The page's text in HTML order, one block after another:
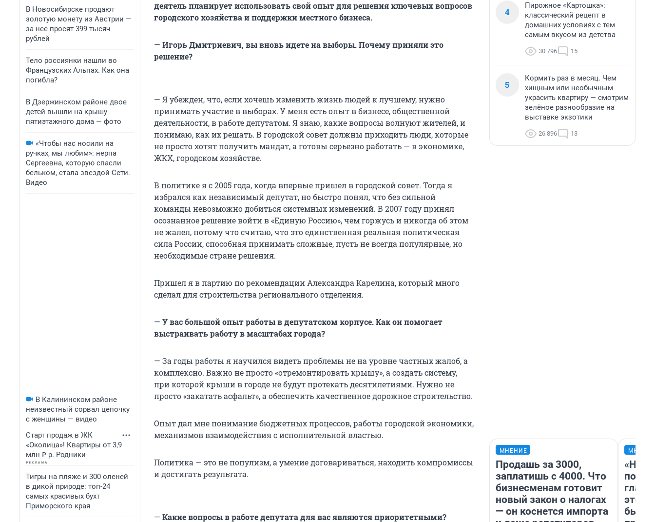
В Новосибирске продают
золотую монету из Австрии —
за нее просят 399 тысяч
рублей
Тело россиянки нашли во
Французских Альпах. Как она
погибла?
В Дзержинском районе двое
детей вышли на крышу
пятиэтажного дома — фото
«Чтобы нас носили на
ручках, мы любим»: нерпа
Сергеевна, которую спасли
бельком, стала звездой Сети.
Видео
В Калининском районе
неизвестный сорвал цепочку
с женщины — видео
Старт продаж в ЖК
«Околица»! Квартиры от 3,9
млн ₽ р. Родники
Тигры на пляже и 300 оленей
в дикой природе: топ-24
самых красивых бухт
Приморского края
деятель планирует использовать свой опыт для решения ключевых вопросов
городского хозяйства и поддержки местного бизнеса.
— Игорь Дмитриевич, вы вновь идете на выборы. Почему приняли это
решение?
— Я убежден, что, если хочешь изменить жизнь людей к лучшему, нужно
принимать участие в выборах. У меня есть опыт в бизнесе, общественной
деятельности, в работе депутатом. Я знаю, какие вопросы волнуют жителей, и
понимаю, как их решать. В городской совет должны приходить люди, которые
не просто хотят получить мандат, а готовы серьезно работать — в экономике,
ЖКХ, городском хозяйстве.
В политике я с 2005 года, когда впервые пришел в городской совет. Тогда я
избрался как независимый депутат, но быстро понял, что без сильной
команды невозможно добиться системных изменений. В 2007 году принял
осознанное решение войти в «Единую Россию», чем горжусь и никогда об этом
не жалел, потому что считаю, что это единственная реальная политическая
сила России, способная принимать сложные, пусть не всегда популярные, но
необходимые стране решения.
Пришел я в партию по рекомендации Александра Карелина, который много
сделал для строительства регионального отделения.
— У вас большой опыт работы в депутатском корпусе. Как он помогает
выстраивать работу в масштабах города?
— За годы работы я научился видеть проблемы не на уровне частных жалоб, а
комплексно. Важно не просто «отремонтировать крышу», а создать систему,
при которой крыши в городе не будут протекать десятилетиями. Нужно не
просто «закатать асфальт», а обеспечить качественное дорожное строительство.
Опыт дал мне понимание бюджетных процессов, работы городской экономики,
механизмов взаимодействия с исполнительной властью.
Политика — это не популизм, а умение договариваться, находить компромиссы
и достигать результата.
— Какие вопросы в работе депутата для вас являются приоритетными?
4
Пирожное «Картошка»:
классический рецепт в
домашних условиях с тем
самым вкусом из детства
30 796 15
5
Кормить раз в месяц. Чем
хищным или необычным
украсить квартиру — смотрим
зелёное разнообразие на
выставке экзотики
26 896 13
МНЕНИЕ
Продашь за 3000,
заплатишь с 4000. Что
бизнесменам готовит
новый закон о налогах
— он коснется импорта
этого
бьет